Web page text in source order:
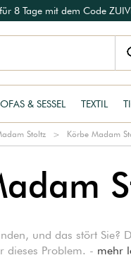
8 Tage mit dem Code
& SESSEL TEXTIL
Stoltz Körbe Madam
und das stört Sie?
dieses Problem. - mehr